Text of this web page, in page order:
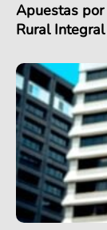
Apuestas
Rural